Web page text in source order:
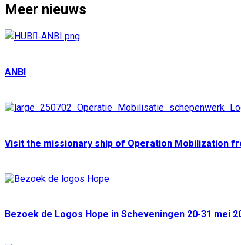
Meer nieuws
ANBI
Visit the missionary ship of Operation Mobilization
Bezoek de Logos Hope in Scheveningen 20-31 mei